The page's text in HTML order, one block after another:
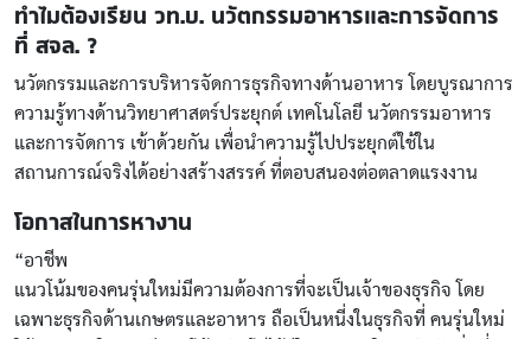
ทำไมต้องเรียน วท.บ. นวัตกรรมอาหารและการจัดการ
ที่ สจล. ?
นวัตกรรมและการบริหารจัดการธุรกิจทางด้านอาหาร โดยบูรณาการ
ความรู้ทางด้านวิทยาศาสตร์ประยุกต์ เทคโนโลยี นวัตกรรมอาหาร
และการจัดการ เข้าด้วยกัน เพื่อนำความรู้ไปประยุกต์ใช้ใน
สถานการณ์จริงได้อย่างสร้างสรรค์ ที่ตอบสนองต่อตลาดแรงงาน
โอกาสในการหางาน
“อาชีพ
แนวโน้มของคนรุ่นใหม่มีความต้องการที่จะเป็นเจ้าของธุรกิจ โดย
เฉพาะธุรกิจด้านเกษตรและอาหาร ถือเป็นหนี่งในธุรกิจที่ คนรุ่นใหม่